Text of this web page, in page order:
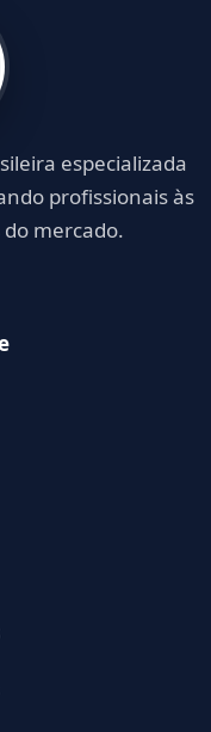
especializada
profissionais às
mercado.